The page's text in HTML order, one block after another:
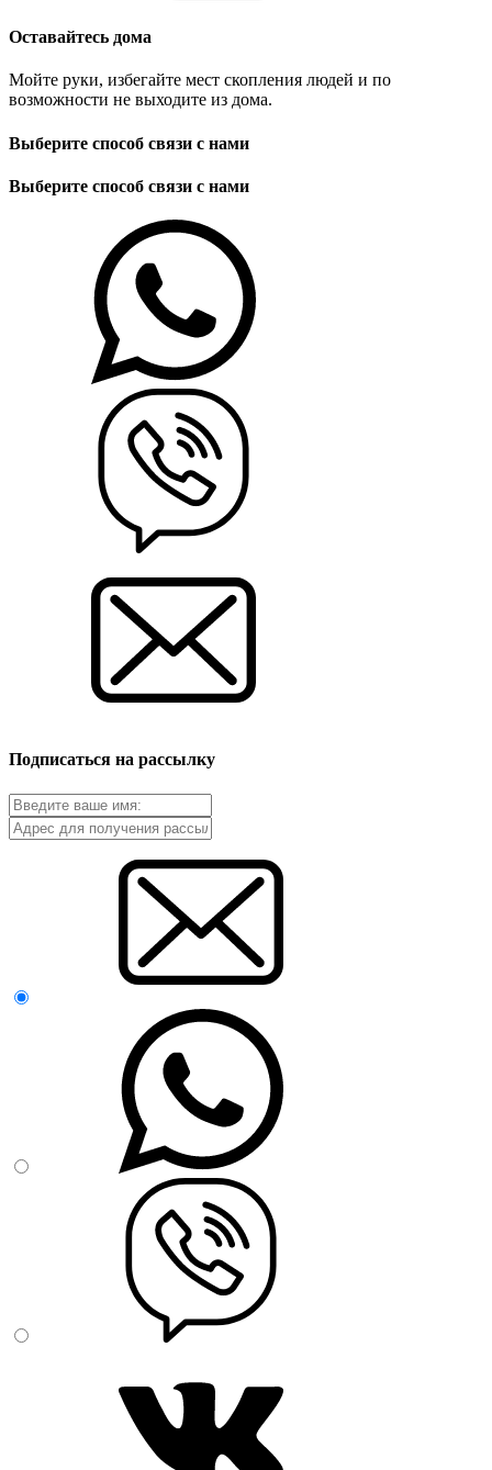
Оставайтесь дома
Мойте руки, избегайте мест скопления людей и по
возможности не выходите из дома.
Выберите способ связи с нами
Выберите способ связи с нами
Подписаться на рассылку